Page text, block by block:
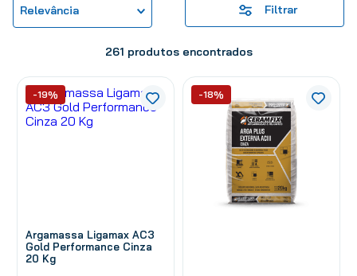
Relevância Filtrar
261 produtos
Argamassa Ligamax AC3
Gold Performance Cinza
20 Kg
-19% -18%
10º tinta